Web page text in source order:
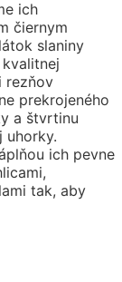
ich
čiernym
slaniny
rezňov
prekrojeného
a štvrtinu
uhorky.
ich pevne
tak, aby